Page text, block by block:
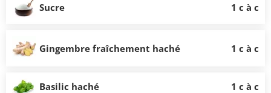
Sucre 1 c à c
Gingembre fraîchement haché 1 c à c
Basilic haché 1 c à c